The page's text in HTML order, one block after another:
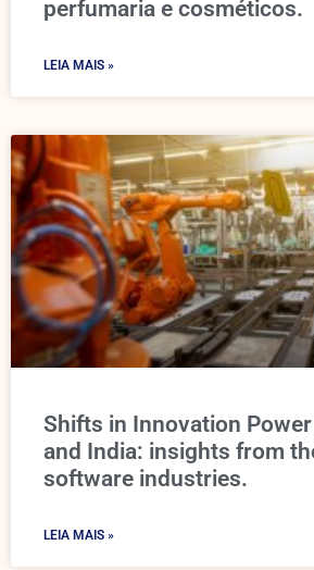
perfumaria e cosméticos.
LEIA MAIS »
Shifts in Innovation Power
and India: insights from
software industries.
LEIA MAIS »